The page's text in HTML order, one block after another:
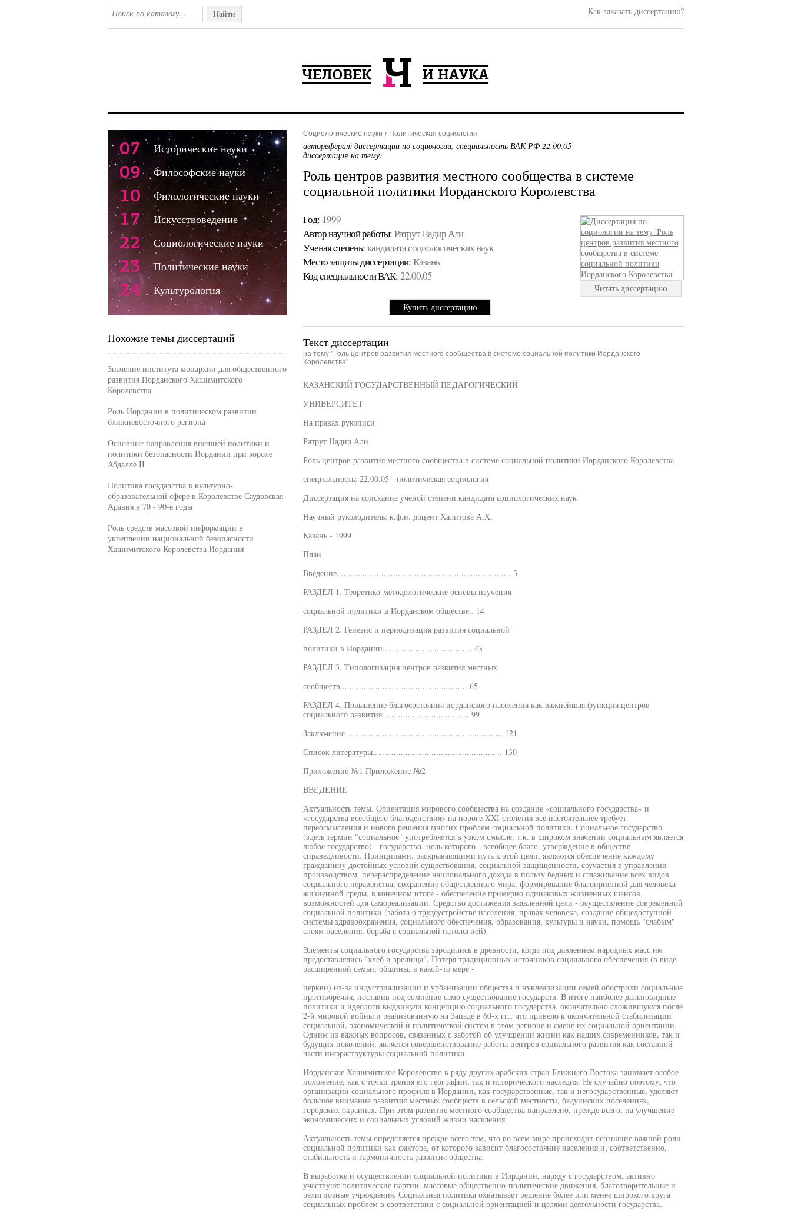
Найти Как заказать диссертацию?
Социологические науки Политическая социология
автореферат диссертации по социологии, специальность ВАК РФ 22.00.05
диссертация на тему:
Роль центров развития местного сообщества в системе
социальной политики Иорданского Королевства
Год: 1999
Автор научной работы: Ратрут Надир Али
Ученая cтепень: кандидата социологических наук
Место защиты диссертации: Казань
Код cпециальности ВАК: 22.00.05
Купить диссертацию
Читать диссертацию
Текст диссертации
на тему "Роль центров развития местного сообщества в системе социальной политики Иорданского
Королевства"
КАЗАНСКИЙ ГОСУДАРСТВЕННЫЙ ПЕДАГОГИЧЕСКИЙ
УНИВЕРСИТЕТ
На правах рукописи
Ратрут Надир Али
Роль центров развития местного сообщества в системе социальной политики Иорданского Королевства
специальность: 22.00.05 - политическая социология
Диссертация на соискание ученой степени кандидата социологических наук
Научный руководитель: к.ф.н. доцент Халитова А.Х.
Казань - 1999
План
Введение.......................................................................... 3
РАЗДЕЛ 1. Теоретико-методологические основы изучения
социальной политики в Иорданском обществе.. 14
РАЗДЕЛ 2. Генезис и периодизация развития социальной
политики в Иордании...................................... 43
РАЗДЕЛ 3. Типологизация центров развития местных
сообществ...................................................... 65
РАЗДЕЛ 4. Повышение благосостояния иорданского населения как важнейшая функция центров
социального развития..................................... 99
Заключение .................................................................. 121
Список литературы....................................................... 130
Приложение №1 Приложение №2
ВВЕДЕНИЕ
Актуальность темы. Ориентация мирового сообщества на создание «социального государства» и
«государства всеобщего благоденствия» на пороге XXI столетия все настоятельнее требует
переосмысления и нового решения многих проблем социальной политики. Социальное государство
(здесь термин "социальное" употребляется в узком смысле, т.к. в широком значении социальным является
любое государство) - государство, цель которого - всеобщее благо, утверждение в обществе
справедливости. Принципами, раскрывающими путь к этой цели, являются обеспечение каждому
гражданину достойных условий существования, социальной защищенности, соучастия в управлении
производством, перераспределение национального дохода в пользу бедных и сглаживание всех видов
социального неравенства, сохранение общественного мира, формирование благоприятной для человека
жизненной среды, в конечном итоге - обеспечение примерно одинаковых жизненных шансов,
возможностей для самореализации. Средство достижения заявленной цели - осуществление современной
социальной политики (забота о трудоустройстве населения, правах человека, создание общедоступной
системы здравоохранения, социального обеспечения, образования, культуры и науки, помощь "слабым"
слоям населения, борьба с социальной патологией).
Элементы социального государства зародились в древности, когда под давлением народных масс им
предоставлялись "хлеб и зрелища". Потеря традиционных источников социального обеспечения (в виде
расширенной семьи, общины, в какой-то мере -
церкви) из-за индустриализации и урбанизации общества и нуклеаризации семей обострили социальные
противоречия, поставив под сомнение само существование государств. В итоге наиболее дальновидные
политики и идеологи выдвинули концепцию социального государства, окончательно сложившуюся после
2-й мировой войны и реализованную на Западе в 60-х гг., что привело к окончательной стабилизации
социальной, экономической и политической систем в этом регионе и смене их социальной ориентации.
Одним из важных вопросов, связанных с заботой об улучшении жизни как наших современников, так и
будущих поколений, является совершенствование работы центров социального развития как составной
части инфраструктуры социальной политики.
Иорданское Хашимитское Королевство в ряду других арабских стран Ближнего Востока занимает особое
положение, как с точки зрения его географии, так и исторического наследия. Не случайно поэтому, что
организации социального профиля в Иордании, как государственные, так и негосударственные, уделяют
большое внимание развитию местных сообществ в сельской местности, бедуинских поселениях,
городских окраинах. При этом развитие местного сообщества направлено, прежде всего, на улучшение
экономических и социальных условий жизни населения.
Актуальность темы определяется прежде всего тем, что во всем мире происходит осознание важной роли
социальной политики как фактора, от которого зависит благосостояние населения и, соответственно,
стабильность и гармоничность развития общества.
В выработке и осуществлении социальной политики в Иордании, наряду с государством, активно
участвуют политические партии, массовые общественно-политические движения, благотворительные и
религиозные учреждения. Социальная политика охватывает решение более или менее широкого круга
социальных проблем в соответствии с социальной ориентацией и целями деятельности государства.
07 Исторические науки
09 Философские науки
10 Филологические науки
17 Искусствоведение
22 Социологические науки
23 Политические науки
24 Культурология
Похожие темы диссертаций
Значение института монархии для общественного
развития Иорданского Хашимитского
Королевства
Роль Иордании в политическом развитии
ближневосточного региона
Основные направления внешней политики и
политики безопасности Иордании при короле
Абдалле II
Политика государства в культурно-
образовательной сфере в Королевстве Саудовская
Аравия в 70 - 90-е годы
Роль средств массовой информации в
укреплении национальной безопасности
Хашимитского Королевства Иордания